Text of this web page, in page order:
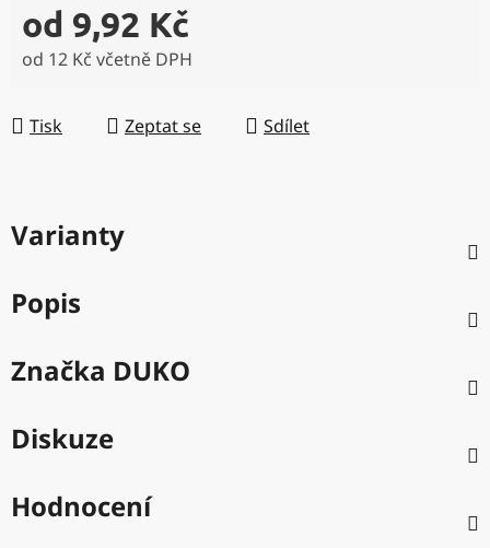
od 9,92 Kč
od 12 Kč včetně DPH
Tisk
Zeptat se Sdílet
Varianty
Popis
Značka DUKO
Diskuze
Hodnocení